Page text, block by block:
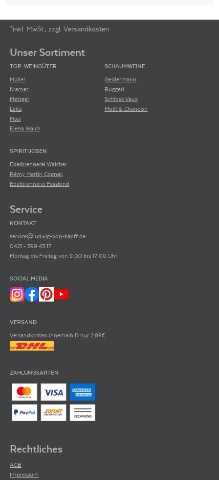
Footer-Menü
*inkl. MwSt., zzgl. Versandkosten
Unser Sortiment
TOP-WEINGÜTER
Müller
Krämer
Metzger
Leitz
Masi
Elena Walch
SCHAUMWEINE
Geldermann
Ruggeri
Schloss Vaux
Moët & Chandon
SPIRITUOSEN
Edelbrennerei Walcher
Rémy Martin Cognac
Edelbrennerei Fassbind
Service
KONTAKT
service@ludwig-von-kapff.de
0421 - 399 43 17
Montag bis Freitag von 9:00 bis 17:00 Uhr
SOCIAL MEDIA
VERSAND
Versandkosten innerhalb D nur 2,89€
ZAHLUNGSARTEN
Rechtliches
AGB
Impressum